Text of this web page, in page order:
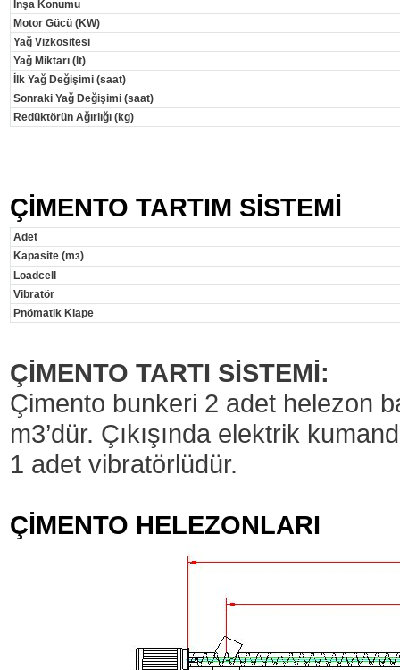
İnşa Konumu
Motor Gücü (KW)
Yağ Vizkositesi
Yağ Miktarı (lt)
İlk Yağ Değişimi (saat)
Sonraki Yağ Değişimi (saat)
Redüktörün Ağırlığı (kg)
ÇİMENTO TARTIM SİSTEMİ
Adet
Kapasite (m3)
Loadcell
Vibratör
Pnömatik Klape
ÇİMENTO TARTI SİSTEMİ:
Çimento bunkeri 2 adet helezon
m3’dür. Çıkışında elektrik
1 adet vibratörlüdür.
ÇİMENTO HELEZONLARI